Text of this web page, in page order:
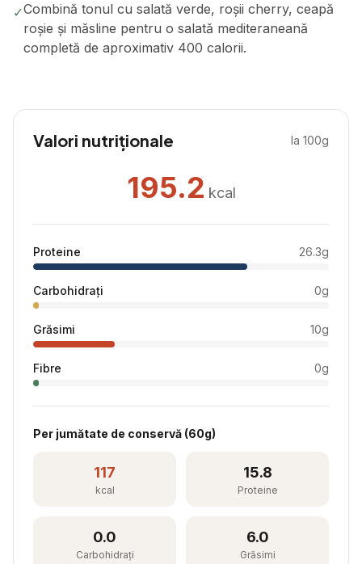
✓Combină tonul cu salată verde, roșii cherry, ceapă
roșie și măsline pentru o salată mediteraneană
completă de aproximativ 400 calorii.
Valori nutriționale la 100g
195.2 kcal
Proteine 26.3g
Carbohidrați 0g
Grăsimi 10g
Fibre 0g
Per jumătate de conservă (60g)
117
kcal
15.8
Proteine
0.0
Carbohidrați
6.0
Grăsimi